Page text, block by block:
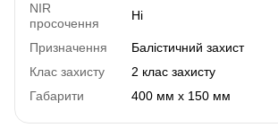
NIR
просочення
Ні
Призначення
Балістичний захист
Клас захисту
2 клас захисту
Габарити
400 мм х 150 мм